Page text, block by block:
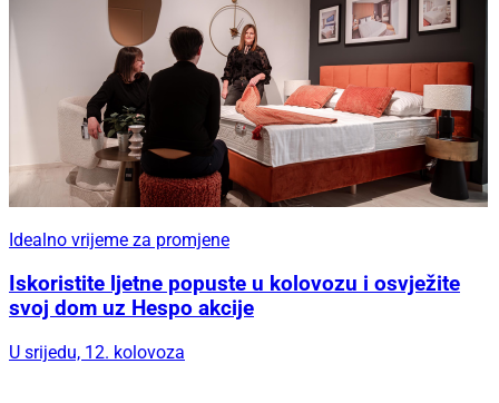
Idealno vrijeme za promjene
Iskoristite ljetne popuste u kolovozu i osvježite
svoj dom uz Hespo akcije
U srijedu, 12. kolovoza